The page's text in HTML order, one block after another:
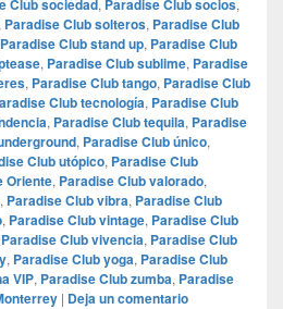
Club sociedad, Paradise Club socios,
Paradise Club solteros, Paradise Club
Paradise Club stand up, Paradise Club
, Paradise Club sublime, Paradise
, Paradise Club tango, Paradise Club
Club tecnología, Paradise Club
, Paradise Club tequila, Paradise
, Paradise Club único,
Club utópico, Paradise Club
Oriente, Paradise Club valorado,
, Paradise Club vibra, Paradise Club
, Paradise Club vintage, Paradise Club
Paradise Club vivencia, Paradise Club
, Paradise Club yoga, Paradise Club
VIP, Paradise Club zumba, Paradise
| Deja un comentario